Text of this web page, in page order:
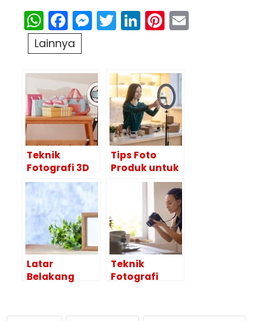
WhatsApp
Facebook
Messenger
Twitter
LinkedIn
Pinterest
Lainnya
Teknik
Fotografi 3D
yang
Membuat
Pembeli
Langsung
Checkout
Tips Foto
Produk untuk
Live di Medsos
agar Tampil
Latar
Belakang
Cara Mainnya
Teknik
Fotografi
Memikat